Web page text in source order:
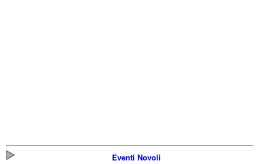
Eventi Novoli